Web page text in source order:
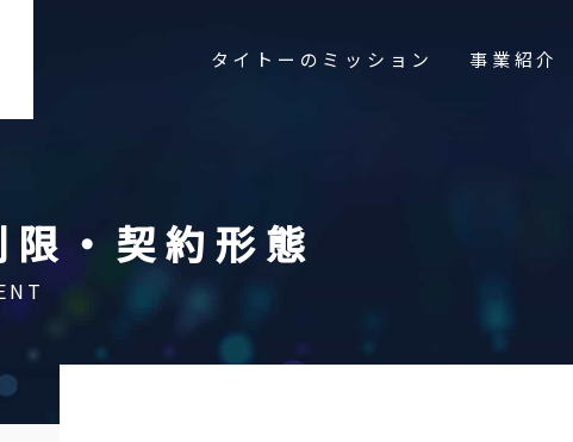
タイトーのミッション 事業紹介
お問い合わせ
ョン 事業紹介 採
限・契約形態